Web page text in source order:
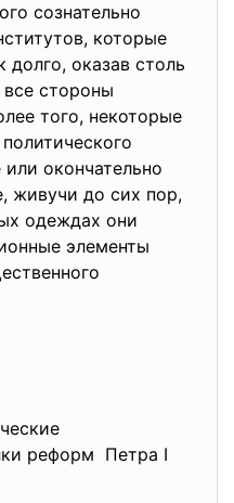
сознательно
которые
оказав столь
все стороны
того, некоторые
окончательно
живучи до сих пор,
одеждах они
элементы
реформ Петра I